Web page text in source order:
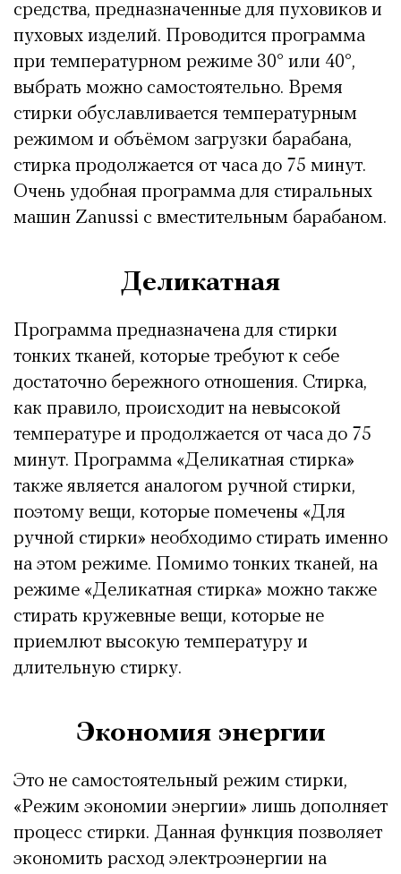
средства, предназначенные для пуховиков и
пуховых изделий. Проводится программа
при температурном режиме 30° или 40°,
выбрать можно самостоятельно. Время
стирки обуславливается температурным
режимом и объёмом загрузки барабана,
стирка продолжается от часа до 75 минут.
Очень удобная программа для стиральных
машин Zanussi с вместительным барабаном.
Деликатная
Программа предназначена для стирки
тонких тканей, которые требуют к себе
достаточно бережного отношения. Стирка,
как правило, происходит на невысокой
температуре и продолжается от часа до 75
минут. Программа «Деликатная стирка»
также является аналогом ручной стирки,
поэтому вещи, которые помечены «Для
ручной стирки» необходимо стирать именно
на этом режиме. Помимо тонких тканей, на
режиме «Деликатная стирка» можно также
стирать кружевные вещи, которые не
приемлют высокую температуру и
длительную стирку.
Экономия энергии
Это не самостоятельный режим стирки,
«Режим экономии энергии» лишь дополняет
процесс стирки. Данная функция позволяет
экономить расход электроэнергии на